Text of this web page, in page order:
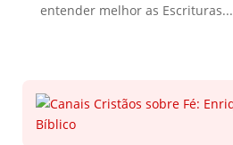
entender melhor as Escrituras...